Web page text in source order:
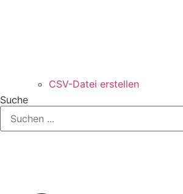
CSV-Datei erstellen
Suche